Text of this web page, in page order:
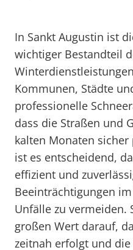
In Sankt Augustin ist
wichtiger Bestandteil
Kommunen, Städte
professionelle
dass die Straßen und
kalten Monaten
ist es entscheidend,
effizient und
Beeinträchtigungen
Unfälle zu vermeiden.
großen Wert darauf,
zeitnah erfolgt und